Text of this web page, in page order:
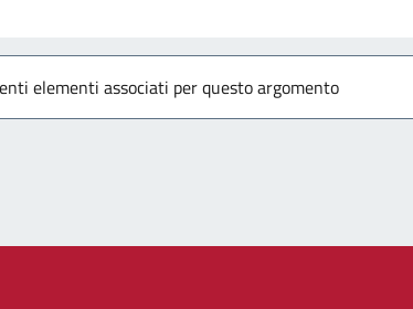
elementi associati per questo argomento